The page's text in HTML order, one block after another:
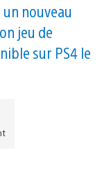
nouveau
jeu de
sur PS4 le